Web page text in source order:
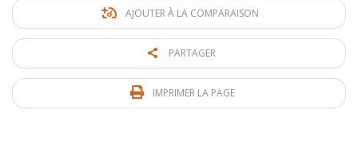
AJOUTER À LA COMPARAISON
PARTAGER
IMPRIMER LA PAGE